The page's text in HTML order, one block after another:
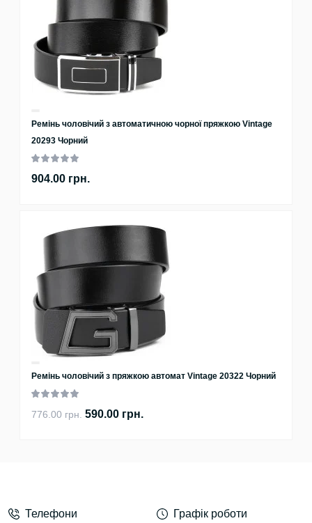
Ремінь чоловічий з автоматичною чорної пряжкою Vintage
20293 Чорний
904.00 грн.
Ремінь чоловічий з пряжкою автомат Vintage 20322 Чорний
776.00 грн. 590.00 грн.
Телефони Графік роботи